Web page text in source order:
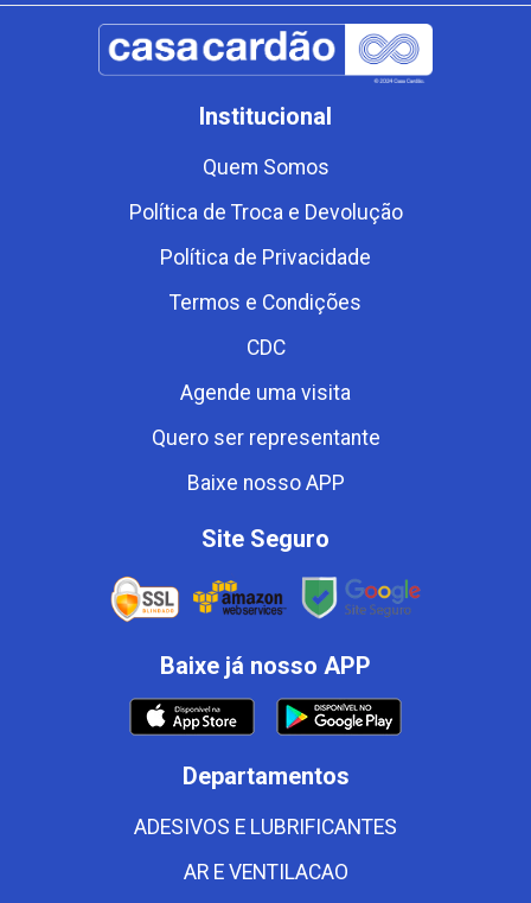
Institucional
Quem Somos
Política de Troca e Devolução
Política de Privacidade
Termos e Condições
CDC
Agende uma visita
Quero ser representante
Baixe nosso APP
Site Seguro
Baixe já nosso APP
Departamentos
ADESIVOS E LUBRIFICANTES
AR E VENTILACAO